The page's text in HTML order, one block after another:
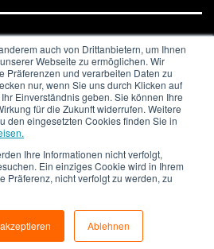
auch von Drittanbietern, um Ihnen
Webseite zu ermöglichen. Wir
Präferenzen und verarbeiten Daten zu
nur, wenn Sie uns durch Klicken auf
Einverständnis geben. Sie können Ihre
für die Zukunft widerrufen. Weitere
den eingesetzten Cookies finden Sie in
Ihre Informationen nicht verfolgt,
Ein einziges Cookie wird in Ihrem
Präferenz, nicht verfolgt zu werden, zu
Ablehnen
IMPRESSUM
All Rights Reserved.